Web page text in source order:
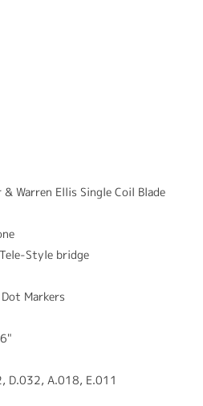
Warren Ellis Single Coil Blade
Style bridge
Markers
D.032, A.018, E.011